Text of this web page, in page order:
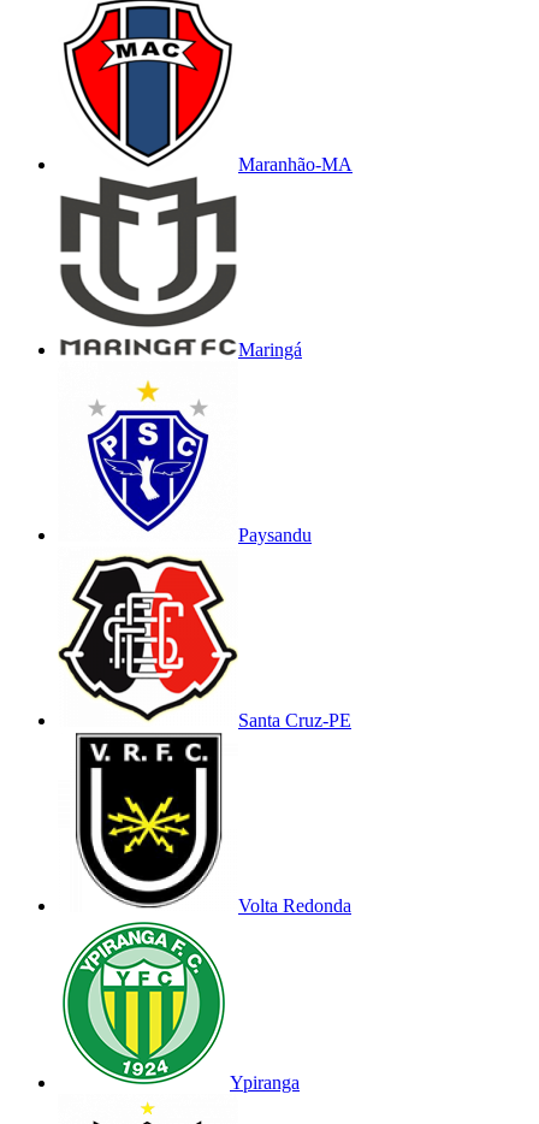
Maranhão-MA
Maringá
Paysandu
Santa Cruz-PE
Volta Redonda
Ypiranga